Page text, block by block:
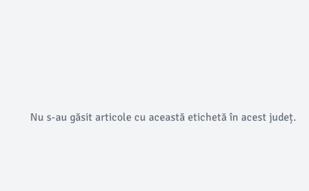
Nu s-au găsit articole cu această etichetă în acest județ.